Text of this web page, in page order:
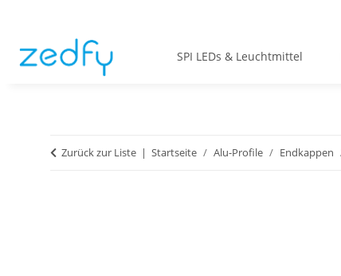
SPI LEDs & Leuchtmittel
Zurück zur Liste Startseite Alu-Profile Endkappen